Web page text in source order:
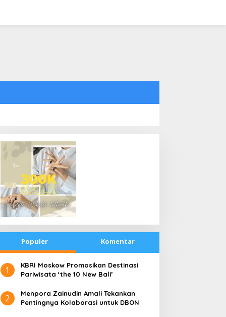
Populer Komentar
1
​KBRI Moskow Promosikan Destinasi
Pariwisata ‘the 10 New Bali’
2
​Menpora Zainudin Amali Tekankan
Pentingnya Kolaborasi untuk DBON